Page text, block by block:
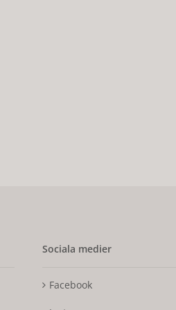
Sociala medier
Facebook